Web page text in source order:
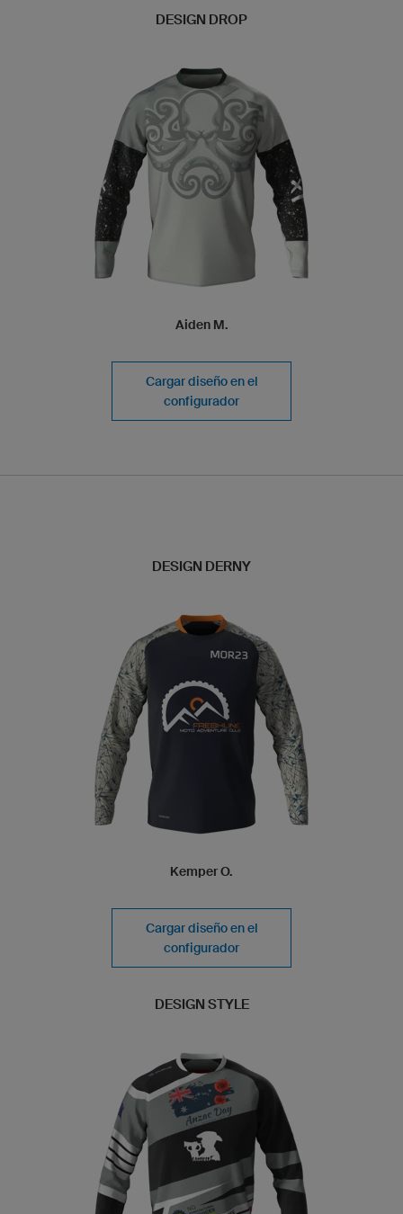
DESIGN DROP
Aiden M.
Cargar diseño en el
configurador
DESIGN DERNY
Kemper O.
Cargar diseño en el
configurador
DESIGN STYLE